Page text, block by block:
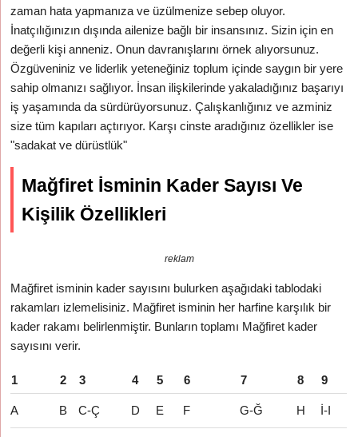
zaman hata yapmanıza ve üzülmenize sebep oluyor.
İnatçılığınızın dışında ailenize bağlı bir insansınız. Sizin için en
değerli kişi anneniz. Onun davranışlarını örnek alıyorsunuz.
Özgüveniniz ve liderlik yeteneğiniz toplum içinde saygın bir yere
sahip olmanızı sağlıyor. İnsan ilişkilerinde yakaladığınız başarıyı
iş yaşamında da sürdürüyorsunuz. Çalışkanlığınız ve azminiz
size tüm kapıları açtırıyor. Karşı cinste aradığınız özellikler ise
"sadakat ve dürüstlük"
Mağfiret İsminin Kader Sayısı Ve
Kişilik Özellikleri
reklam
Mağfiret isminin kader sayısını bulurken aşağıdaki tablodaki
rakamları izlemelisiniz. Mağfiret isminin her harfine karşılık bir
kader rakamı belirlenmiştir. Bunların toplamı Mağfiret kader
sayısını verir.
1 2 3 4 5 6 7 8 9
A B C-Ç D E F G-Ğ H İ-I